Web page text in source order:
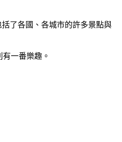
了各國、各城市的許多景點與
一番樂趣。